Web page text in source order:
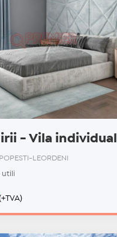
- Vila
LEORDENI
utili